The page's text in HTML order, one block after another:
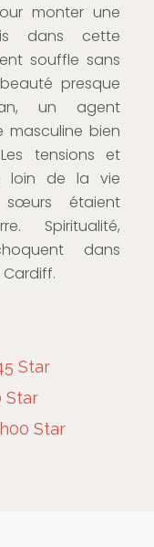
monter une
dans cette
souffle sans
presque
un agent
masculine bien
tensions et
loin de la vie
étaient
Spiritualité,
dans
Star
Star
Star